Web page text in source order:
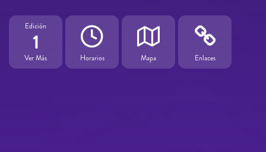
Edición
1
Ver Más Horarios Mapa Enlaces